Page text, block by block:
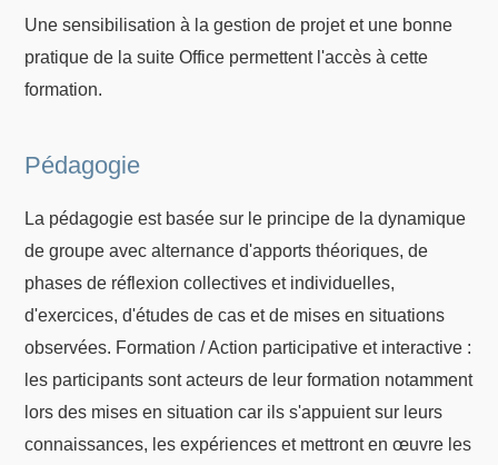
Une sensibilisation à la gestion de projet et une bonne
pratique de la suite Office permettent l'accès à cette
formation.
Pédagogie
La pédagogie est basée sur le principe de la dynamique
de groupe avec alternance d'apports théoriques, de
phases de réflexion collectives et individuelles,
d'exercices, d'études de cas et de mises en situations
observées. Formation / Action participative et interactive :
les participants sont acteurs de leur formation notamment
lors des mises en situation car ils s'appuient sur leurs
connaissances, les expériences et mettront en œuvre les